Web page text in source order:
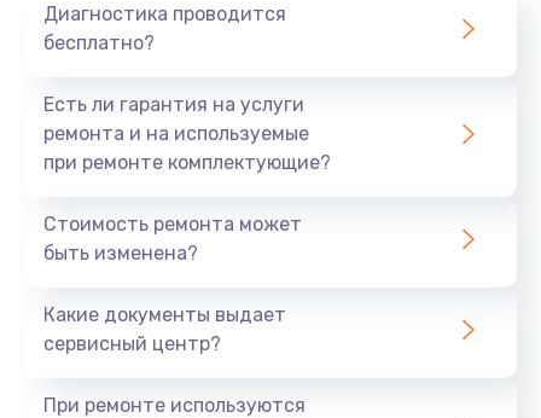
Повреждение экрана
защитных чехлов и аккуратное обращение
Проблемы с питанием- использование
оригинальных зарядных устройств и
аккумуляторов продлит срок службы системы
Неисправность клавиатуры
- избегание
попадания жидкости и пыли уменьшит риск
Правильный уход и своевременное обращение за
многих проблем.
Диагностика проводится
бесплатно?
Есть ли гарантия на услуги
ремонта и на используемые
при ремонте комплектующие?
Стоимость ремонта может
быть изменена?
Какие документы выдает
сервисный центр?
При ремонте используются